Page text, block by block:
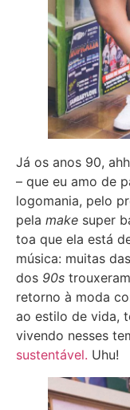
Já os anos 90,
– que eu amo de
logomania, pelo
pela make super
toa que ela está
música: muitas
dos 90s
retorno à moda
ao estilo de vida,
vivendo nesses
sustentável. Uhu!